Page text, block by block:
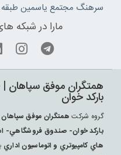
سرهنگ مجتمع ياسمين طبقه
مارا در شبکه
همتگران موفق سپاهان |
بارکد خوان
گروه شرکت همتگران موفق سپاهان
بارکد خوان- صندوق فروشگاهي-
هاي کامپيوتري و اتوماسيون اداري